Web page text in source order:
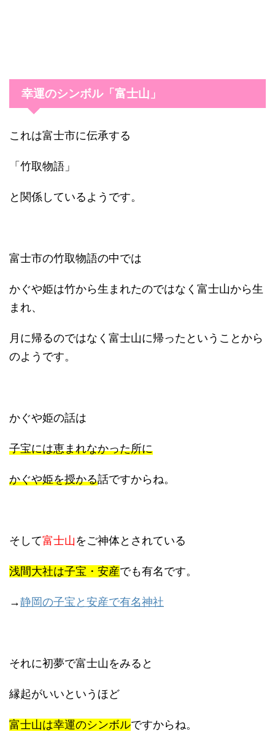
幸運のシンボル「富士山」
これは富士市に伝承する
「竹取物語」
と関係しているようです。
富士市の竹取物語の中では
かぐや姫は竹から生まれたのではなく富士山から生
まれ、
月に帰るのではなく富士山に帰ったということから
のようです。
かぐや姫の話は
子宝には恵まれなかった所に
かぐや姫を授かる話ですからね。
そして富士山 をご神体とされている
浅間大社は子宝・安産でも有名です。
→静岡の子宝と安産で有名神社
それに初夢で富士山をみると
縁起がいいというほど
富士山は幸運のシンボルですからね。